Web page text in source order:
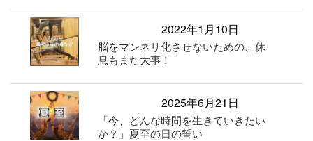
2022年1月10日
脳をマンネリ化させないための、休
息もまた大事！
2025年6月21日
「今、どんな時間を生きていきたい
か？」夏至の日の誓い